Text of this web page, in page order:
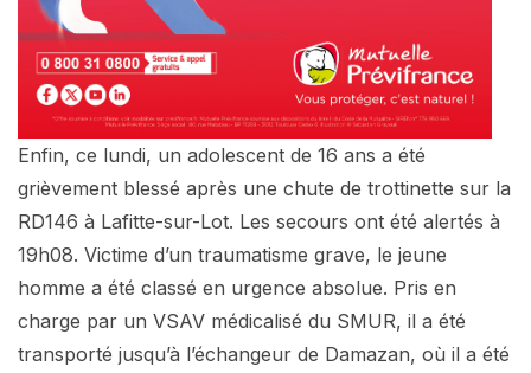
Enfin, ce lundi, un adolescent de 16 ans a été
grièvement blessé après une chute de trottinette sur la
RD146 à Lafitte-sur-Lot. Les secours ont été alertés à
19h08. Victime d’un traumatisme grave, le jeune
homme a été classé en urgence absolue. Pris en
charge par un VSAV médicalisé du SMUR, il a été
transporté jusqu’à l’échangeur de Damazan, où il a été